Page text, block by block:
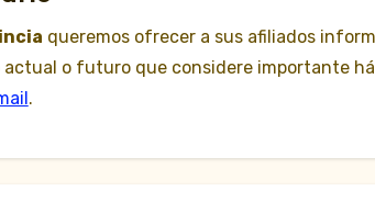
queremos ofrecer a sus afiliados
o futuro que considere importante
.